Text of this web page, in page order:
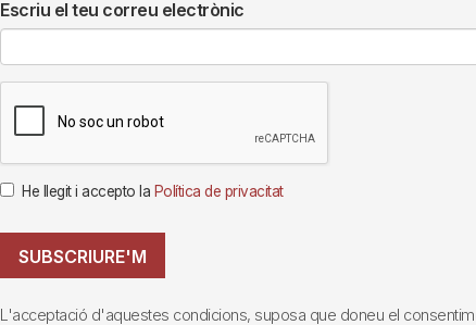
Escriu el teu correu electrònic
He llegit i accepto la Política de privacitat
SUBSCRIURE'M
L'acceptació d'aquestes condicions, suposa que doneu el